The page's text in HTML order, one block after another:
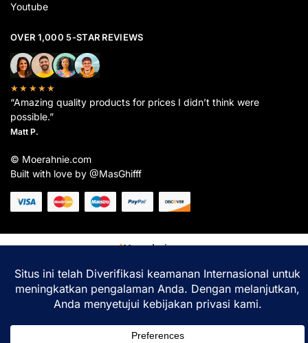
Youtube
OVER 1,000 5-STAR REVIEWS
★★★★★
“Amazing quality products for prices I didn’t think were
possible.”
Matt P.
© Moerahnie.com
Built with love by @MasGhifff
Moerahnie.com
pengalaman belanja terbaik Anda.